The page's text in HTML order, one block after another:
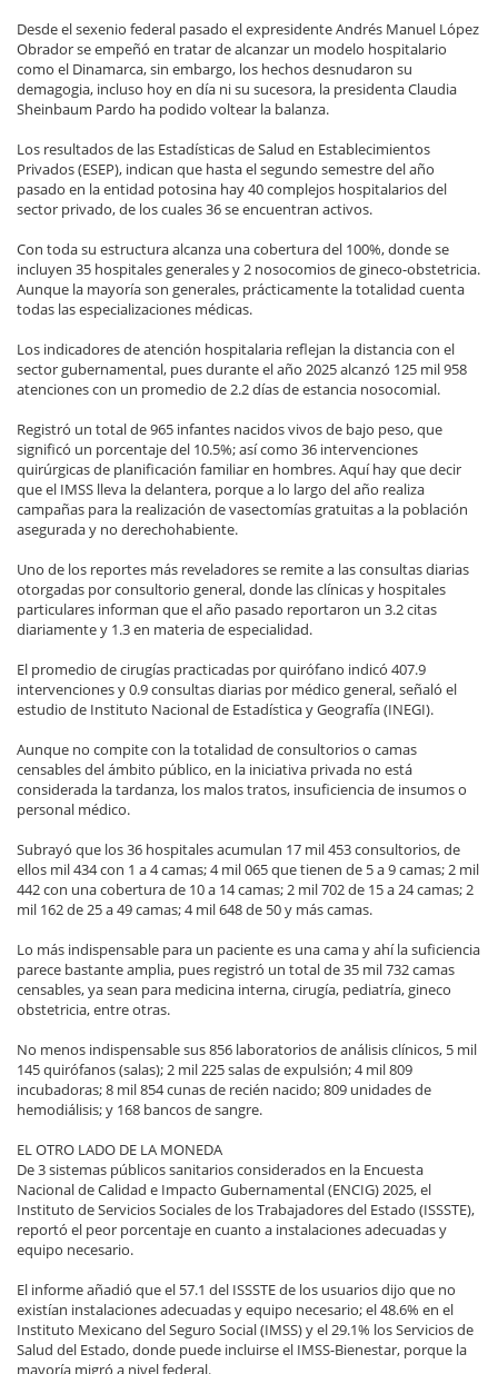
Desde el sexenio federal pasado el expresidente Andrés Manuel López
Obrador se empeñó en tratar de alcanzar un modelo hospitalario
como el Dinamarca, sin embargo, los hechos desnudaron su
demagogia, incluso hoy en día ni su sucesora, la presidenta Claudia
Sheinbaum Pardo ha podido voltear la balanza.
Los resultados de las Estadísticas de Salud en Establecimientos
Privados (ESEP), indican que hasta el segundo semestre del año
pasado en la entidad potosina hay 40 complejos hospitalarios del
sector privado, de los cuales 36 se encuentran activos.
Con toda su estructura alcanza una cobertura del 100%, donde se
incluyen 35 hospitales generales y 2 nosocomios de gineco-obstetricia.
Aunque la mayoría son generales, prácticamente la totalidad cuenta
todas las especializaciones médicas.
Los indicadores de atención hospitalaria reflejan la distancia con el
sector gubernamental, pues durante el año 2025 alcanzó 125 mil 958
atenciones con un promedio de 2.2 días de estancia nosocomial.
Registró un total de 965 infantes nacidos vivos de bajo peso, que
significó un porcentaje del 10.5%; así como 36 intervenciones
quirúrgicas de planificación familiar en hombres. Aquí hay que decir
que el IMSS lleva la delantera, porque a lo largo del año realiza
campañas para la realización de vasectomías gratuitas a la población
asegurada y no derechohabiente.
Uno de los reportes más reveladores se remite a las consultas diarias
otorgadas por consultorio general, donde las clínicas y hospitales
particulares informan que el año pasado reportaron un 3.2 citas
diariamente y 1.3 en materia de especialidad.
El promedio de cirugías practicadas por quirófano indicó 407.9
intervenciones y 0.9 consultas diarias por médico general, señaló el
estudio de Instituto Nacional de Estadística y Geografía (INEGI).
Aunque no compite con la totalidad de consultorios o camas
censables del ámbito público, en la iniciativa privada no está
considerada la tardanza, los malos tratos, insuficiencia de insumos o
personal médico.
Subrayó que los 36 hospitales acumulan 17 mil 453 consultorios, de
ellos mil 434 con 1 a 4 camas; 4 mil 065 que tienen de 5 a 9 camas; 2 mil
442 con una cobertura de 10 a 14 camas; 2 mil 702 de 15 a 24 camas; 2
mil 162 de 25 a 49 camas; 4 mil 648 de 50 y más camas.
Lo más indispensable para un paciente es una cama y ahí la suficiencia
parece bastante amplia, pues registró un total de 35 mil 732 camas
censables, ya sean para medicina interna, cirugía, pediatría, gineco
obstetricia, entre otras.
No menos indispensable sus 856 laboratorios de análisis clínicos, 5 mil
145 quirófanos (salas); 2 mil 225 salas de expulsión; 4 mil 809
incubadoras; 8 mil 854 cunas de recién nacido; 809 unidades de
hemodiálisis; y 168 bancos de sangre.
EL OTRO LADO DE LA MONEDA
De 3 sistemas públicos sanitarios considerados en la Encuesta
Nacional de Calidad e Impacto Gubernamental (ENCIG) 2025, el
Instituto de Servicios Sociales de los Trabajadores del Estado (ISSSTE),
reportó el peor porcentaje en cuanto a instalaciones adecuadas y
equipo necesario.
El informe añadió que el 57.1 del ISSSTE de los usuarios dijo que no
existían instalaciones adecuadas y equipo necesario; el 48.6% en el
Instituto Mexicano del Seguro Social (IMSS) y el 29.1% los Servicios de
Salud del Estado, donde puede incluirse el IMSS-Bienestar, porque la
mayoría migró a nivel federal.